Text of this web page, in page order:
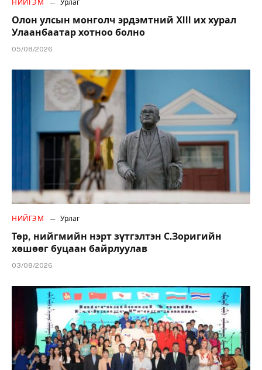
НИЙГЭМ Урлаг
Олон улсын монголч эрдэмтний XIII их хурал
Улаанбаатар хотноо болно
05/08/2026
НИЙГЭМ Урлаг
Төр, нийгмийн нэрт зүтгэлтэн С.Зоригийн
хөшөөг буцаан байрлуулав
03/08/2026